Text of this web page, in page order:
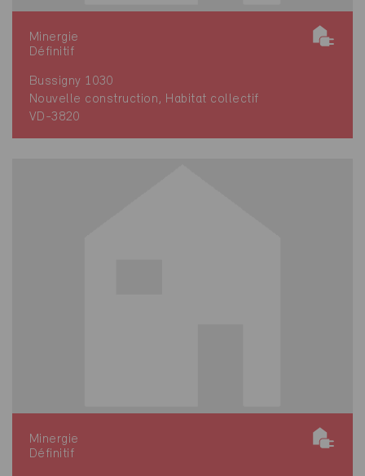
Minergie
Définitif
Bussigny 1030
Nouvelle construction, Habitat collectif
VD-3820
Minergie
Définitif